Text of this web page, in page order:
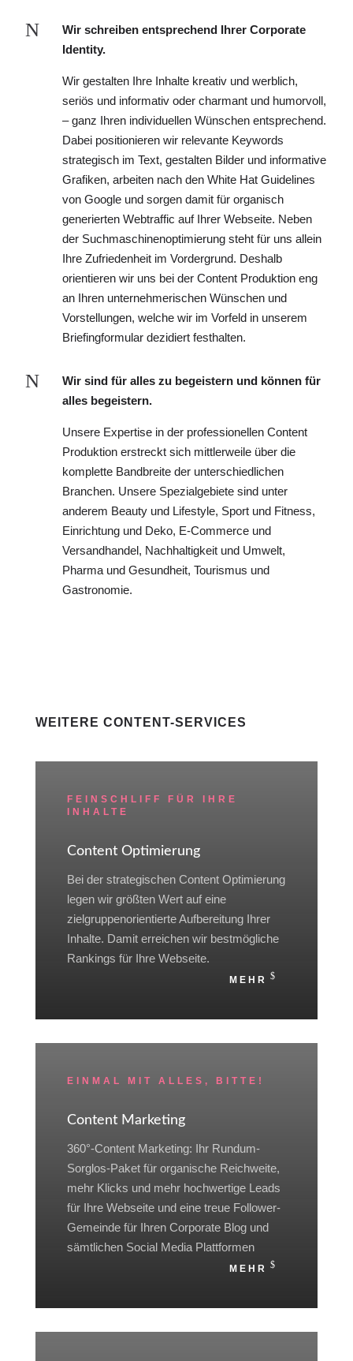
N
Wir schreiben entsprechend Ihrer Corporate
Identity.
Wir gestalten Ihre Inhalte kreativ und werblich,
seriös und informativ oder charmant und humorvoll,
– ganz Ihren individuellen Wünschen entsprechend.
Dabei positionieren wir relevante Keywords
strategisch im Text, gestalten Bilder und informative
Grafiken, arbeiten nach den White Hat Guidelines
von Google und sorgen damit für organisch
generierten Webtraffic auf Ihrer Webseite. Neben
der Suchmaschinenoptimierung steht für uns allein
Ihre Zufriedenheit im Vordergrund. Deshalb
orientieren wir uns bei der Content Produktion eng
an Ihren unternehmerischen Wünschen und
Vorstellungen, welche wir im Vorfeld in unserem
Briefingformular dezidiert festhalten.
N
Wir sind für alles zu begeistern und können für
alles begeistern.
Unsere Expertise in der professionellen Content
Produktion erstreckt sich mittlerweile über die
komplette Bandbreite der unterschiedlichen
Branchen. Unsere Spezialgebiete sind unter
anderem Beauty und Lifestyle, Sport und Fitness,
Einrichtung und Deko, E-Commerce und
Versandhandel, Nachhaltigkeit und Umwelt,
Pharma und Gesundheit, Tourismus und
Gastronomie.
WEITERE CONTENT-SERVICES
FEINSCHLIFF FÜR IHRE
INHALTE
Content Optimierung
Bei der strategischen Content Optimierung
legen wir größten Wert auf eine
zielgruppenorientierte Aufbereitung Ihrer
Inhalte. Damit erreichen wir bestmögliche
Rankings für Ihre Webseite.
MEHR
EINMAL MIT ALLES, BITTE!
Content Marketing
360°-Content Marketing: Ihr Rundum-
Sorglos-Paket für organische Reichweite,
mehr Klicks und mehr hochwertige Leads
für Ihre Webseite und eine treue Follower-
Gemeinde für Ihren Corporate Blog und
sämtlichen Social Media Plattformen
MEHR